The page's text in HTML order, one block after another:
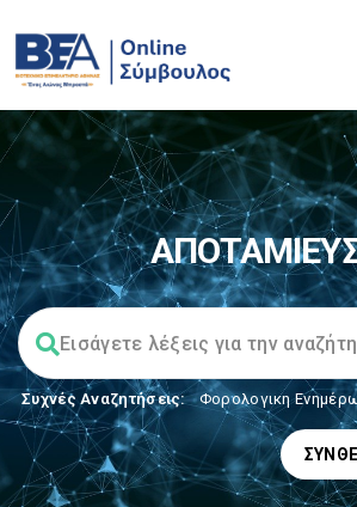
Συχνές Αναζητήσεις: Φορολογικη